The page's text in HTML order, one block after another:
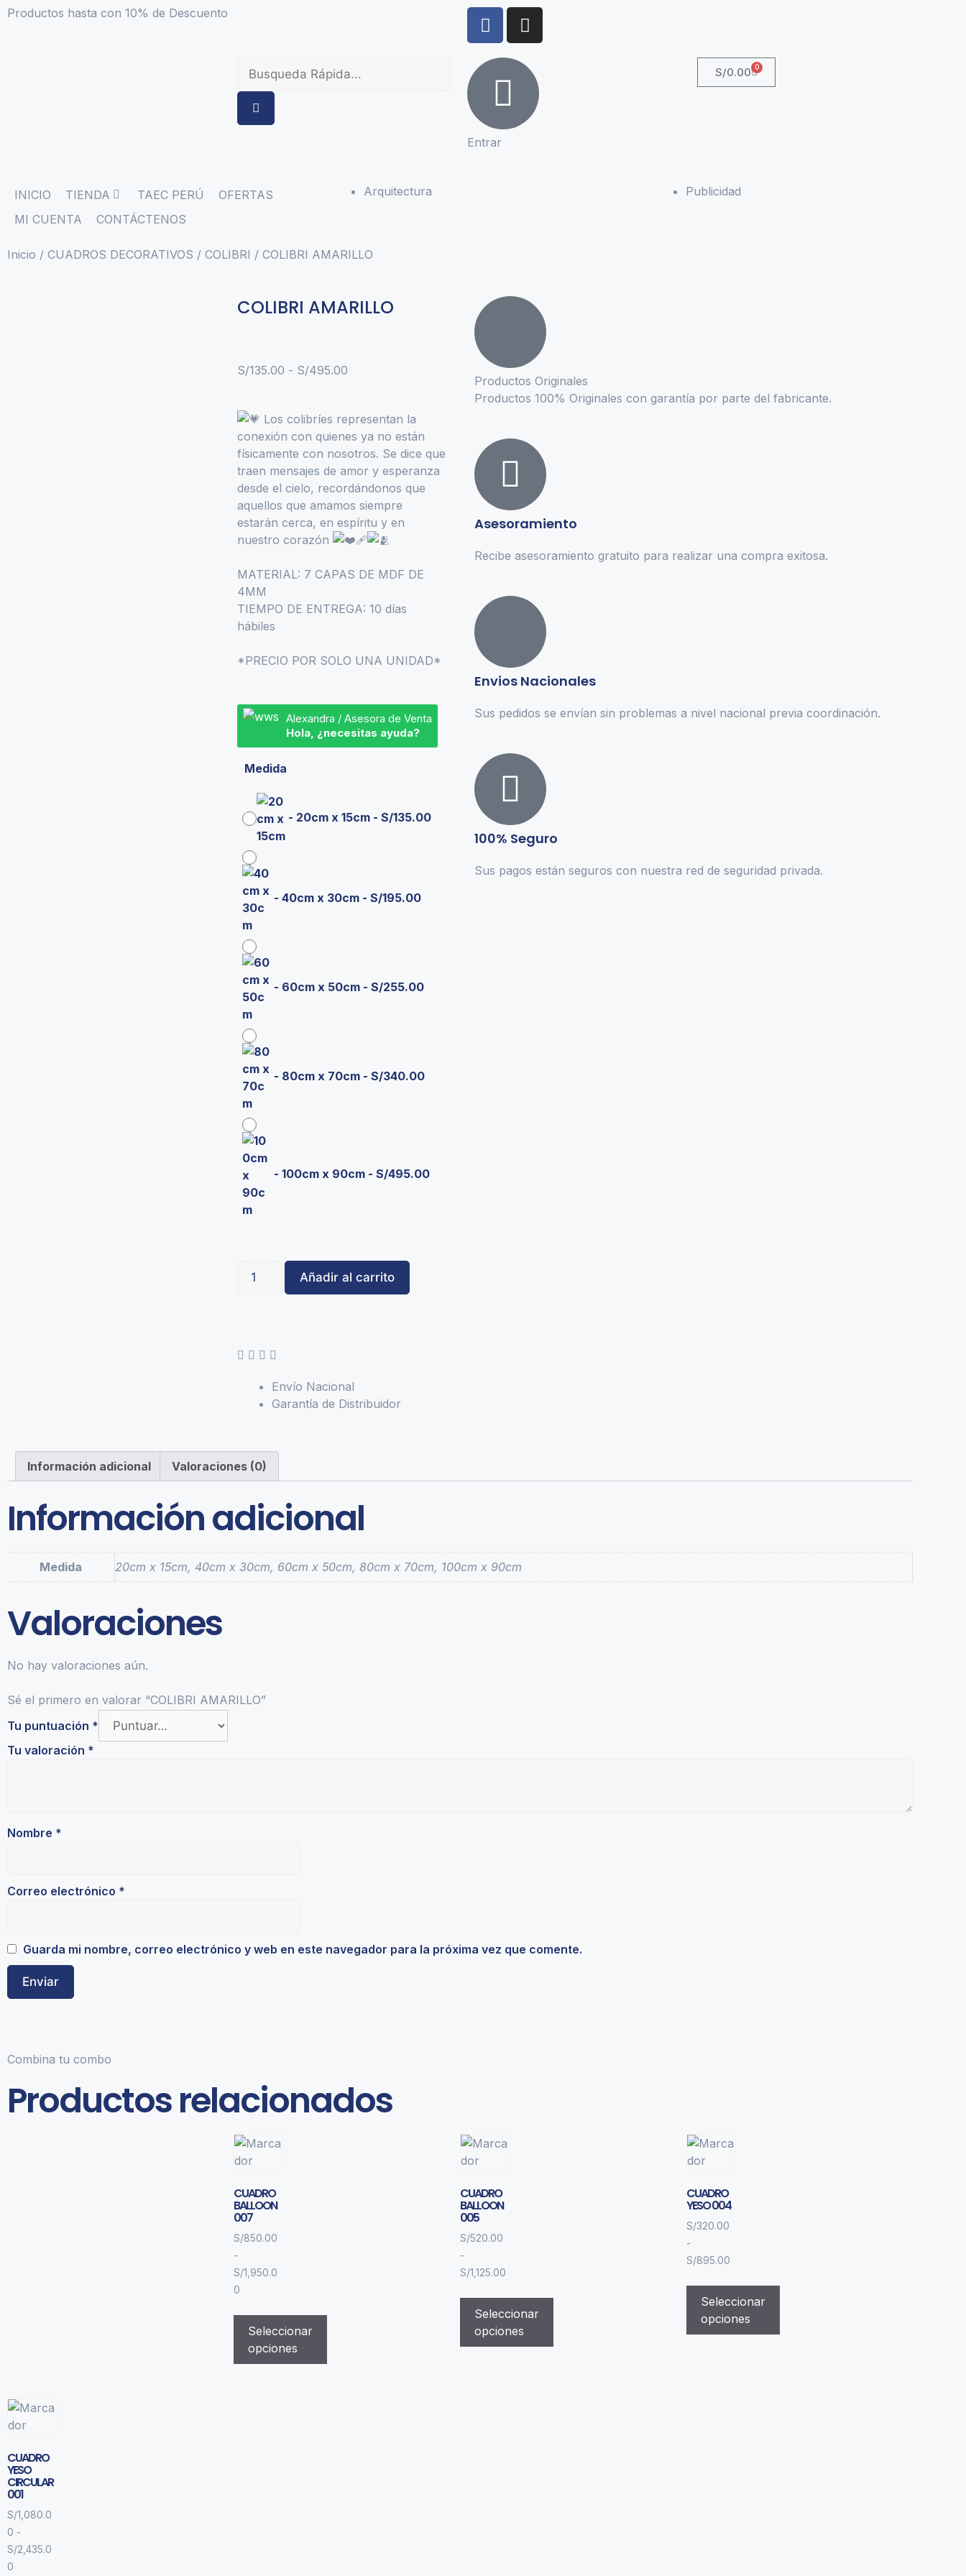
Productos hasta con 10% de Descuento
Entrar
S/0.00 0
INICIO TIENDA TAEC PERÚ
OFERTAS
MI CUENTA
CONTÁCTENOS
Arquitectura Publicidad
Inicio / CUADROS DECORATIVOS / COLIBRI / COLIBRI AMARILLO
COLIBRI AMARILLO
S/135.00 - S/495.00
Los colibríes representan la
conexión con quienes ya no están
físicamente con nosotros. Se dice que
traen mensajes de amor y esperanza
desde el cielo, recordándonos que
aquellos que amamos siempre
estarán cerca, en espíritu y en
nuestro corazón
MATERIAL: 7 CAPAS DE MDF DE
4MM
TIEMPO DE ENTREGA: 10 días
hábiles
*PRECIO POR SOLO UNA UNIDAD*
Alexandra / Asesora de Venta
Hola, ¿necesitas ayuda?
Medida
- 20cm x 15cm - S/135.00
- 40cm x 30cm - S/195.00
- 60cm x 50cm - S/255.00
- 80cm x 70cm - S/340.00
- 100cm x 90cm - S/495.00
Añadir al carrito
Envío Nacional
Garantía de Distribuidor
Productos Originales
Productos 100% Originales con garantía por parte del fabricante.
Asesoramiento
Recibe asesoramiento gratuito para realizar una compra exitosa.
Envios Nacionales
Sus pedidos se envían sin problemas a nivel nacional previa coordinación.
100% Seguro
Sus pagos están seguros con nuestra red de seguridad privada.
Información adicional Valoraciones (0)
Información adicional
Medida 20cm x 15cm, 40cm x 30cm, 60cm x 50cm, 80cm x 70cm, 100cm x 90cm
Valoraciones
No hay valoraciones aún.
Sé el primero en valorar “COLIBRI AMARILLO”
Tu puntuación *
Tu valoración *
Nombre *
Correo electrónico *
Guarda mi nombre, correo electrónico y web en este navegador para la próxima vez que comente.
Combina tu combo
Productos relacionados
CUADRO
BALLOON
007
S/850.00
-
S/1,950.0
0
Seleccionar
opciones
CUADRO
BALLOON
005
S/520.00
-
S/1,125.00
Seleccionar
opciones
CUADRO
YESO 004
S/320.00
-
S/895.00
Seleccionar
opciones
CUADRO
YESO
CIRCULAR
001
S/1,080.0
0 -
S/2,435.0
0